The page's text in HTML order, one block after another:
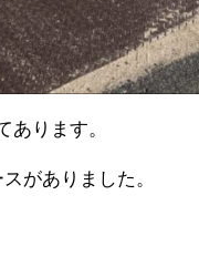
ります。
がありました。